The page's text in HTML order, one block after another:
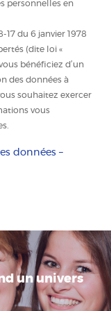
personnelles en
du 6 janvier 1978
(dite loi «
bénéficiez d’un
des données à
souhaitez exercer
vous
données –
un univers